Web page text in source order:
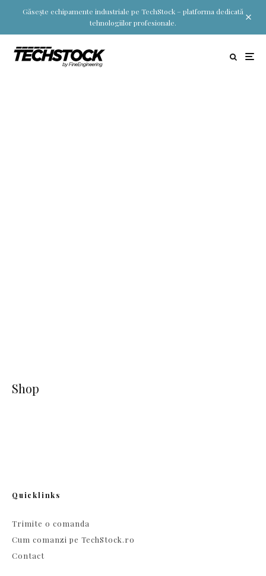
Găsește echipamente industriale pe TechStock – platforma dedicată
tehnologiilor profesionale.
Shop
Quicklinks
Trimite o comanda
Cum comanzi pe TechStock.ro
Contact